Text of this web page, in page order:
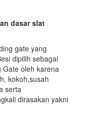
dasar slat
gate yang
dipilih sebagai
oleh karena
kokoh,susah
serta
dirasakan yakni